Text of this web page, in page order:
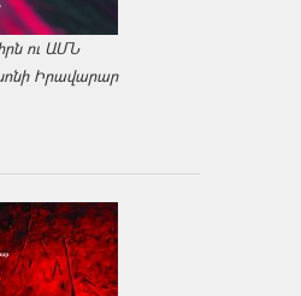
ու ԱՄՆ
Իրավարար